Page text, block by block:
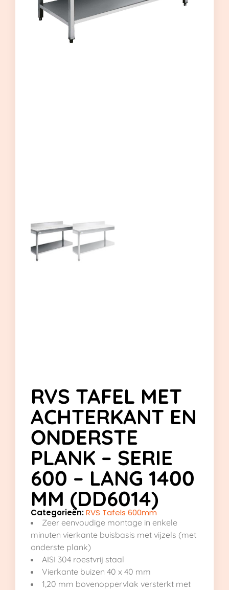
RVS TAFEL MET
ACHTERKANT EN
ONDERSTE
PLANK – SERIE
600 – LANG 1400
MM (DD6014)
Categorieën:RVS Tafels 600mm
Zeer eenvoudige montage in enkele
minuten vierkante buisbasis met vijzels (met
onderste plank)
AISI 304 roestvrij staal
Vierkante buizen 40 x 40 mm
1,20 mm bovenoppervlak versterkt met